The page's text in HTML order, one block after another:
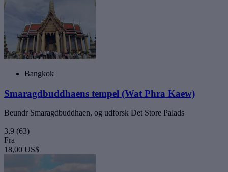
Bangkok
Smaragdbuddhaens tempel (Wat Phra Kaew)
Beundr Smaragdbuddhaen, og udforsk Det Store Palads
3,9 (63)
Fra
18,00 US$